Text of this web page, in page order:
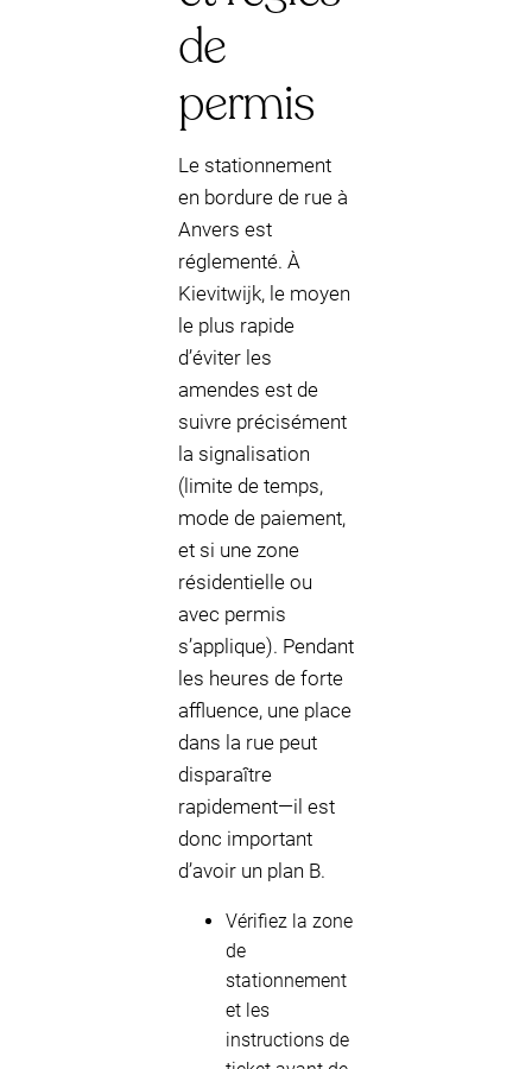
de
permis
Le stationnement
en bordure de rue à
Anvers est
réglementé. À
Kievitwijk, le moyen
le plus rapide
d’éviter les
amendes est de
suivre précisément
la signalisation
(limite de temps,
mode de paiement,
et si une zone
résidentielle ou
avec permis
s’applique). Pendant
les heures de forte
affluence, une place
dans la rue peut
disparaître
rapidement—il est
donc important
d’avoir un plan B.
Vérifiez la zone
de
stationnement
et les
instructions de